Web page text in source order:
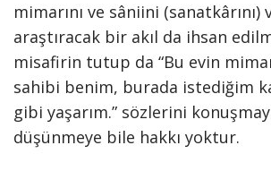
mimarını ve sâniini (sanatkârını)
araştıracak bir akıl da ihsan
misafirin tutup da “Bu evin
sahibi benim, burada istediğim
gibi yaşarım.” sözlerini
düşünmeye bile hakkı yoktur.